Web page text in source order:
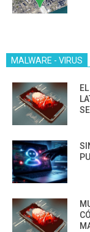
MALWARE - VIRUS